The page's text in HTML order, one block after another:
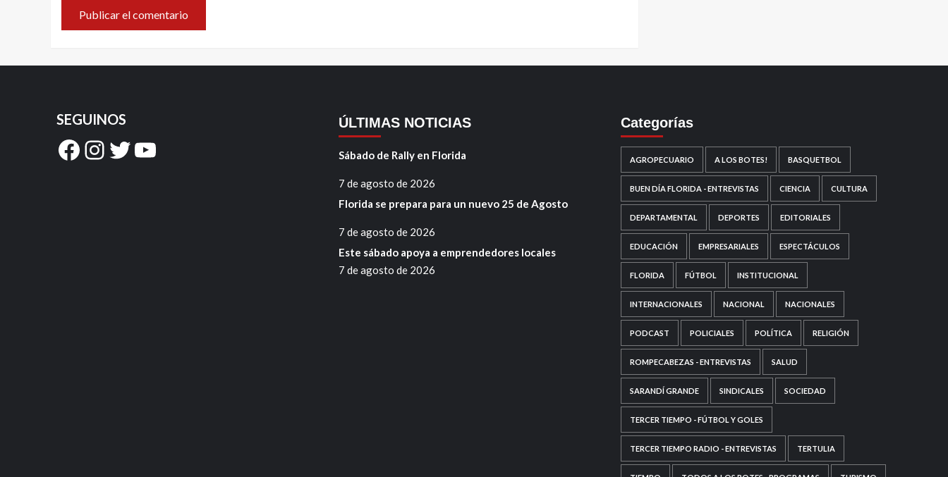
SEGUINOS
Facebook
Instagram
Twitter
YouTube
ÚLTIMAS NOTICIAS
Sábado de Rally en Florida
7 de agosto de 2026
Florida se prepara para un nuevo 25 de Agosto
7 de agosto de 2026
Este sábado apoya a emprendedores locales
7 de agosto de 2026
Categorías
AGROPECUARIO A LOS BOTES! BASQUETBOL
BUEN DÍA FLORIDA - ENTREVISTAS CIENCIA CULTURA
DEPARTAMENTAL DEPORTES EDITORIALES
EDUCACIÓN EMPRESARIALES ESPECTÁCULOS
FLORIDA FÚTBOL INSTITUCIONAL
INTERNACIONALES NACIONAL NACIONALES
PODCAST POLICIALES POLÍTICA RELIGIÓN
ROMPECABEZAS - ENTREVISTAS SALUD
SARANDÍ GRANDE SINDICALES SOCIEDAD
TERCER TIEMPO - FÚTBOL Y GOLES
TERCER TIEMPO RADIO - ENTREVISTAS TERTULIA